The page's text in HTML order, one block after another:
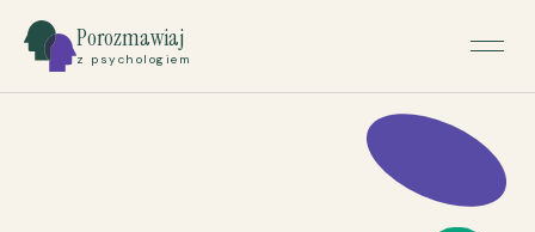
Porozmawiaj
z psychologiem